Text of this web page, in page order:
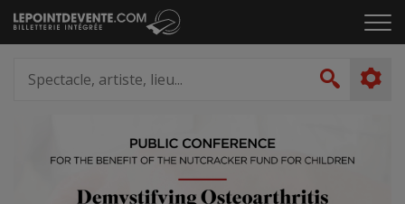
Passer
au
le
artiste,
lieu...